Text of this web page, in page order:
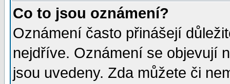
Co to jsou oznámení?
Oznámení často přinášejí
nejdříve. Oznámení se objevují
jsou uvedeny. Zda můžete či